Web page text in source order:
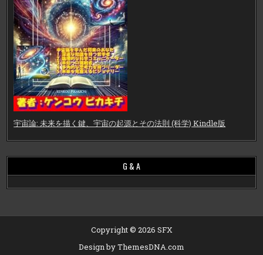
宇宙論: 未来を描く鍵、宇宙の起源とその法則 (科学) Kindle版
G & A
Copyright © 2026 SFX
Design by ThemesDNA.com